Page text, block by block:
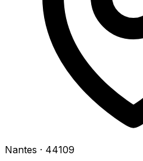
Nantes · 44109